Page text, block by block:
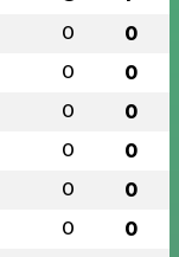
0 0
0 0
0 0
0 0
0 0
0 0